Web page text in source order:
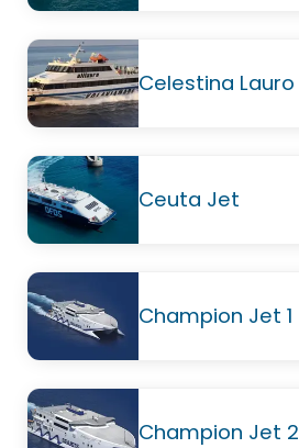
Celestina Lauro
Ceuta Jet
Champion Jet 1
Champion Jet 2